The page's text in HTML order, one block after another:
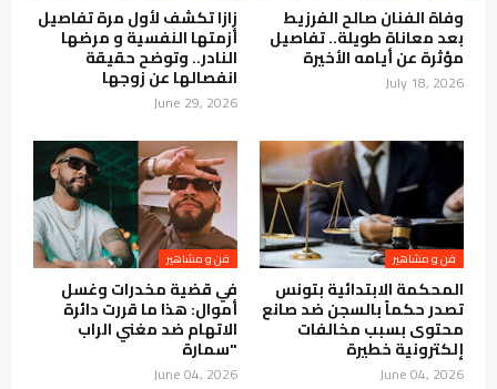
وفاة الفنان صالح الفرزيط
بعد معاناة طويلة.. تفاصيل
مؤثرة عن أيامه الأخيرة
July 18, 2026
زازا تكشف لأول مرة تفاصيل
أزمتها النفسية و مرضها
النادر.. وتوضح حقيقة
انفصالها عن زوجها
June 29, 2026
فن و مشاهير
المحكمة الابتدائية بتونس
تصدر حكماً بالسجن ضد صانع
محتوى بسبب مخالفات
إلكترونية خطيرة
June 04, 2026
فن و مشاهير
في قضية مخدرات وغسل
أموال: هذا ما قررت دائرة
الاتهام ضد مغني الراب
"سمارة
June 04, 2026